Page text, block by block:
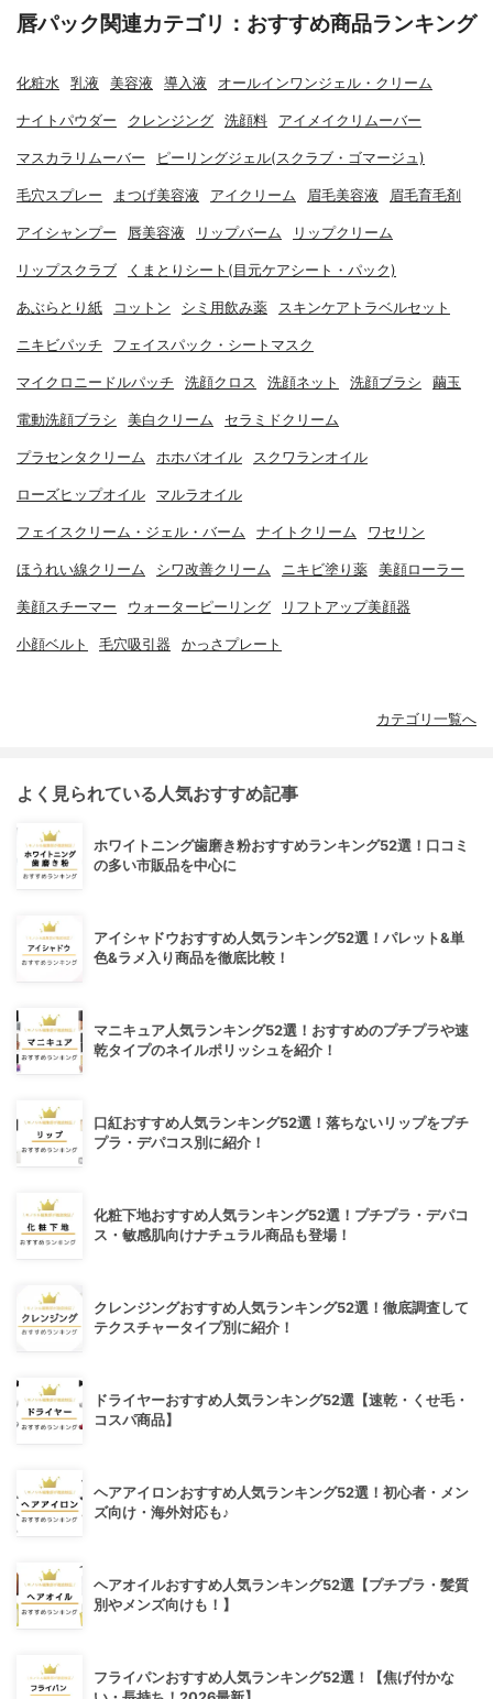
唇パック関連カテゴリ：おすすめ商品ランキング
化粧水 乳液 美容液 導入液 オールインワンジェル・クリーム
ナイトパウダー クレンジング 洗顔料 アイメイクリムーバー
マスカラリムーバー ピーリングジェル(スクラブ・ゴマージュ)
毛穴スプレー まつげ美容液 アイクリーム 眉毛美容液 眉毛育毛剤
アイシャンプー 唇美容液 リップバーム リップクリーム
リップスクラブ くまとりシート(目元ケアシート・パック)
あぶらとり紙 コットン シミ用飲み薬 スキンケアトラベルセット
ニキビパッチ フェイスパック・シートマスク
マイクロニードルパッチ 洗顔クロス 洗顔ネット 洗顔ブラシ 繭玉
電動洗顔ブラシ 美白クリーム セラミドクリーム
プラセンタクリーム ホホバオイル スクワランオイル
ローズヒップオイル マルラオイル
フェイスクリーム・ジェル・バーム ナイトクリーム ワセリン
ほうれい線クリーム シワ改善クリーム ニキビ塗り薬 美顔ローラー
美顔スチーマー ウォーターピーリング リフトアップ美顔器
小顔ベルト 毛穴吸引器 かっさプレート
カテゴリ一覧へ
よく見られている人気おすすめ記事
ホワイトニング歯磨き粉おすすめランキング52選！口コミ
の多い市販品を中心に
アイシャドウおすすめ人気ランキング52選！パレット&単
色&ラメ入り商品を徹底比較！
マニキュア人気ランキング52選！おすすめのプチプラや速
乾タイプのネイルポリッシュを紹介！
口紅おすすめ人気ランキング52選！落ちないリップをプチ
プラ・デパコス別に紹介！
化粧下地おすすめ人気ランキング52選！プチプラ・デパコ
ス・敏感肌向けナチュラル商品も登場！
クレンジングおすすめ人気ランキング52選！徹底調査して
テクスチャータイプ別に紹介！
ドライヤーおすすめ人気ランキング52選【速乾・くせ毛・
コスパ商品】
ヘアアイロンおすすめ人気ランキング52選！初心者・メン
ズ向け・海外対応も♪
ヘアオイルおすすめ人気ランキング52選【プチプラ・髪質
別やメンズ向けも！】
フライパンおすすめ人気ランキング52選！【焦げ付かな